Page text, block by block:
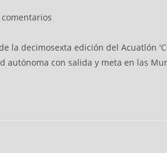
comentarios
la decimosexta edición del Acuatlón
con salida y meta en las